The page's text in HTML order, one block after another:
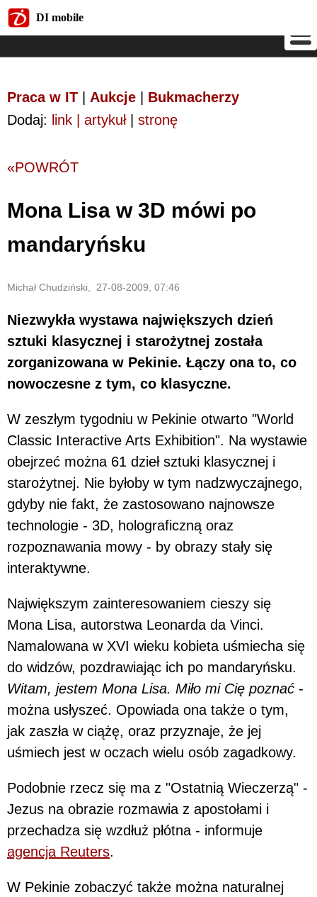
DI mobile
Praca w IT Aukcje
Bukmacherzy
Dodaj: link | artykuł| stronę
«POWRÓT
Mona Lisa w 3D mówi po
mandaryńsku
Michał Chudziński, 27-08-2009, 07:46
Niezwykła wystawa największych dzień
sztuki klasycznej i starożytnej została
zorganizowana w Pekinie. Łączy ona to, co
nowoczesne z tym, co klasyczne.
W zeszłym tygodniu w Pekinie otwarto "World
Classic Interactive Arts Exhibition". Na wystawie
obejrzeć można 61 dzieł sztuki klasycznej i
starożytnej. Nie byłoby w tym nadzwyczajnego,
gdyby nie fakt, że zastosowano najnowsze
technologie - 3D, holograficzną oraz
rozpoznawania mowy - by obrazy stały się
interaktywne.
Największym zainteresowaniem cieszy się
Mona Lisa, autorstwa Leonarda da Vinci.
Namalowana w XVI wieku kobieta uśmiecha się
do widzów, pozdrawiając ich po mandaryńsku.
Witam, jestem Mona Lisa. Miło mi Cię poznać -
można usłyszeć. Opowiada ona także o tym,
jak zaszła w ciążę, oraz przyznaje, że jej
uśmiech jest w oczach wielu osób zagadkowy.
Podobnie rzecz się ma z "Ostatnią Wieczerzą" -
Jezus na obrazie rozmawia z apostołami i
przechadza się wzdłuż płótna - informuje
agencja Reuters.
W Pekinie zobaczyć także można naturalnej
DI mobile